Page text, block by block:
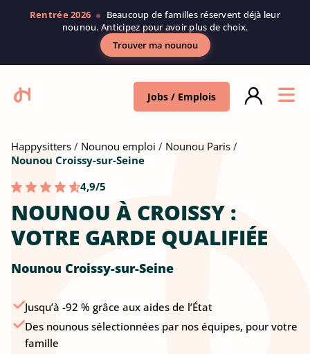
Rentrée 2026
Beaucoup de familles réservent déjà leur
nounou. Anticipez pour avoir plus de choix.
Trouver ma nounou
Jobs / Emplois
Happysitters Nounou emploi
Nounou Paris
Nounou Croissy-sur-Seine
4,9/5
NOUNOU À CROISSY :
VOTRE GARDE QUALIFIÉE
Nounou Croissy-sur-Seine
Jusqu’à -92 % grâce aux aides de l’État
Des nounous sélectionnées par nos équipes, pour votre
famille